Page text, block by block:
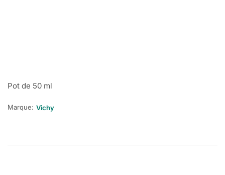
Pot de 50 ml
Marque: Vichy